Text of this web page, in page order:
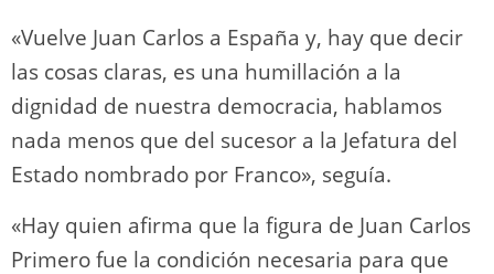
«Vuelve Juan Carlos a España y, hay que decir
las cosas claras, es una humillación a la
dignidad de nuestra democracia, hablamos
nada menos que del sucesor a la Jefatura del
Estado nombrado por Franco», seguía.
«Hay quien afirma que la figura de Juan Carlos
Primero fue la condición necesaria para que